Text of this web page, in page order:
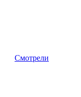
Смотрели